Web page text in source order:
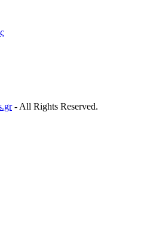
- All Rights Reserved.